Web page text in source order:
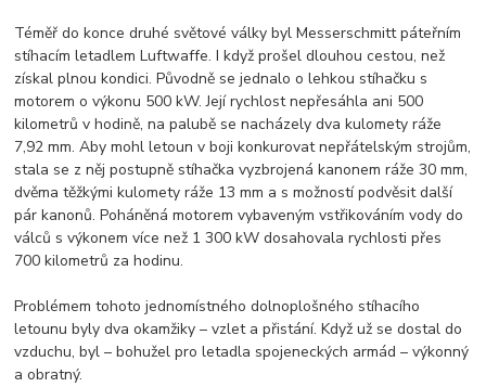
Téměř do konce druhé světové války byl Messerschmitt páteřním
stíhacím letadlem Luftwaffe. I když prošel dlouhou cestou, než
získal plnou kondici. Původně se jednalo o lehkou stíhačku s
motorem o výkonu 500 kW. Její rychlost nepřesáhla ani 500
kilometrů v hodině, na palubě se nacházely dva kulomety ráže
7,92 mm. Aby mohl letoun v boji konkurovat nepřátelským strojům,
stala se z něj postupně stíhačka vyzbrojená kanonem ráže 30 mm,
dvěma těžkými kulomety ráže 13 mm a s možností podvěsit další
pár kanonů. Poháněná motorem vybaveným vstřikováním vody do
válců s výkonem více než 1 300 kW dosahovala rychlosti přes
700 kilometrů za hodinu.
Problémem tohoto jednomístného dolnoplošného stíhacího
letounu byly dva okamžiky – vzlet a přistání. Když už se dostal do
vzduchu, byl – bohužel pro letadla spojeneckých armád – výkonný
a obratný.